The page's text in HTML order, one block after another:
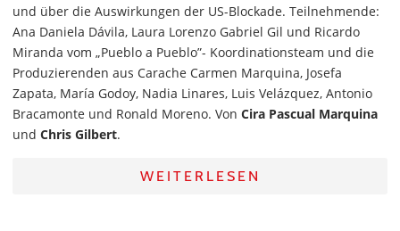
und über die Auswirkungen der US-Blockade. Teilnehmende:
Ana Daniela Dávila, Laura Lorenzo Gabriel Gil und Ricardo
Miranda vom „Pueblo a Pueblo”- Koordinationsteam und die
Produzierenden aus Carache Carmen Marquina, Josefa
Zapata, María Godoy, Nadia Linares, Luis Velázquez, Antonio
Bracamonte und Ronald Moreno. Von Cira Pascual Marquina
und Chris Gilbert.
WEITERLESEN